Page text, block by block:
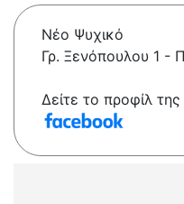
Νέο Ψυχικό
Γρ. Ξενόπουλου 1 -
Δείτε το προφίλ της